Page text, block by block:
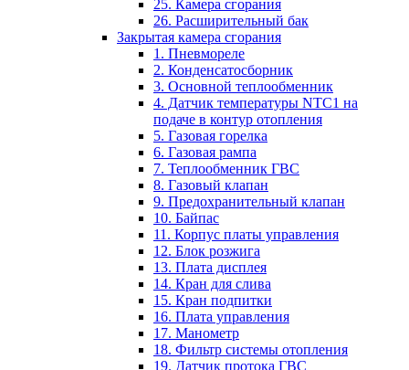
25. Камера сгорания
26. Расширительный бак
Закрытая камера сгорания
1. Пневмореле
2. Конденсатосборник
3. Основной теплообменник
4. Датчик температуры NTC1 на
подаче в контур отопления
5. Газовая горелка
6. Газовая рампа
7. Теплообменник ГВС
8. Газовый клапан
9. Предохранительный клапан
10. Байпас
11. Корпус платы управления
12. Блок розжига
13. Плата дисплея
14. Кран для слива
15. Кран подпитки
16. Плата управления
17. Манометр
18. Фильтр системы отопления
19. Датчик протока ГВС